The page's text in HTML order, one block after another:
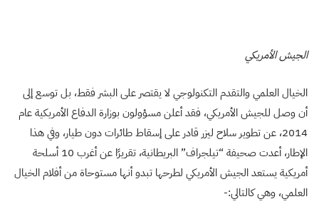
الجيش الأمريكي
الخيال العلمي والتقدم التكنولوجي لا يقتصر على البشر فقط، بل توسع إلى
أن وصل للجيش الأمريكي، فقد أعلن مسؤولون بوزارة الدفاع الأمريكية عام
2014، عن تطوير سلاح ليزر قادر على إسقاط طائرات دون طيار، وفي هذا
الإطار، أعدت صحيفة “تيلجراف” البريطانية، تقريرًا عن أغرب 10 أسلحة
أمريكية يستعد الجيش الأمريكي لطرحها تبدو أنها مستوحاة من أفلام الخيال
العلمي، وهي كالتالي:-